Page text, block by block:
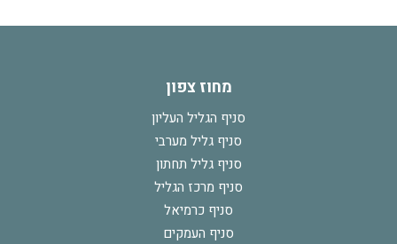
מחוז צפון
סניף הגליל העליון
סניף גליל מערבי
סניף גליל תחתון
סניף מרכז הגליל
סניף כרמיאל
סניף העמקים